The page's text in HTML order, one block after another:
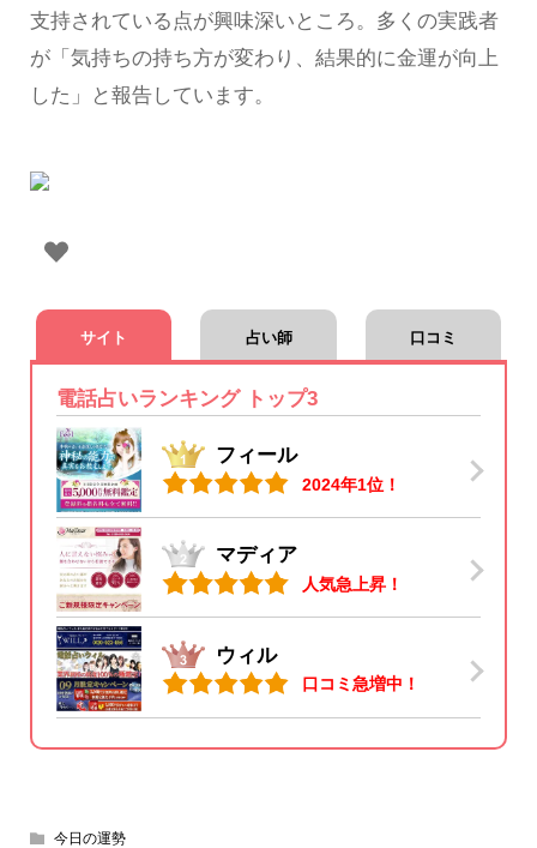
支持されている点が興味深いところ。多くの実践者
が「気持ちの持ち方が変わり、結果的に金運が向上
した」と報告しています。
サイト 占い師 口コミ
電話占いランキング トップ3
フィール
2024年1位！
マディア
人気急上昇！
ウィル
口コミ急増中！
今日の運勢